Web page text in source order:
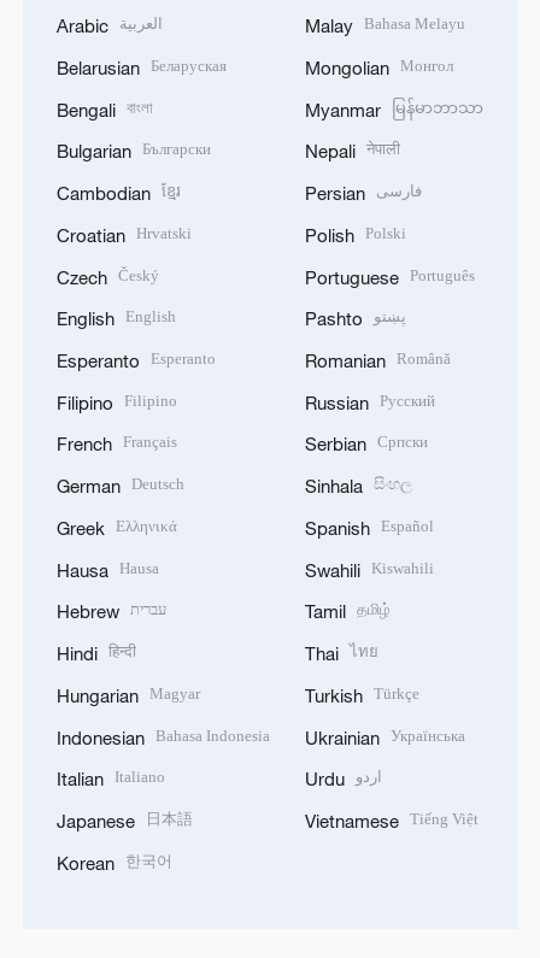
Arabic العربية
Belarusian Беларуская
Bengali বাংলা
Bulgarian Български
Cambodian ខ្មែរ
Croatian Hrvatski
Czech Český
English English
Esperanto Esperanto
Filipino Filipino
French Français
German Deutsch
Greek Ελληνικά
Hausa Hausa
Hebrew עברית
Hindi हिन्दी
Hungarian Magyar
Indonesian Bahasa Indonesia
Italian Italiano
Japanese 日本語
Korean 한국어
Malay Bahasa Melayu
Mongolian Монгол
Myanmar မြန်မာဘာသာ
Nepali नेपाली
Persian فارسی
Polish Polski
Portuguese Português
Pashto پښتو
Romanian Română
Russian Русский
Serbian Српски
Sinhala සිංහල
Spanish Español
Swahili Kiswahili
Tamil தமிழ்
Thai ไทย
Turkish Türkçe
Ukrainian Українська
Urdu اردو
Vietnamese Tiếng Việt